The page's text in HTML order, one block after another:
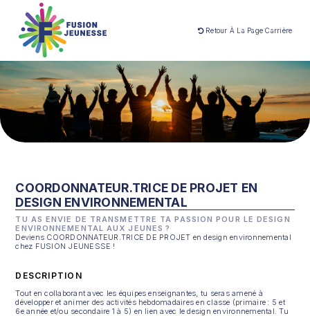
Retour À La Page Carrière
COORDONNATEUR.TRICE DE PROJET EN
DESIGN ENVIRONNEMENTAL
TU AS ENVIE DE TRANSMETTRE TA PASSION POUR LE DESIGN
ENVIRONNEMENTAL AUX JEUNES ?
Deviens COORDONNATEUR.TRICE DE PROJET en design environnemental
chez FUSION JEUNESSE !
DESCRIPTION
Tout en collaborant avec les équipes enseignantes, tu seras amené à
développer et animer des activités hebdomadaires en classe (primaire : 5 et
6e année et/ou secondaire 1 à 5) en lien avec le design environnemental. Tu